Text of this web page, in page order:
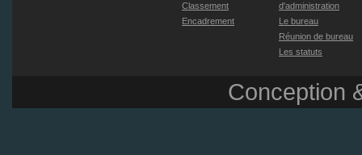
Classement
Encadrement
d'administration
Le bureau
Réunion de bureau
Les statuts
Conception